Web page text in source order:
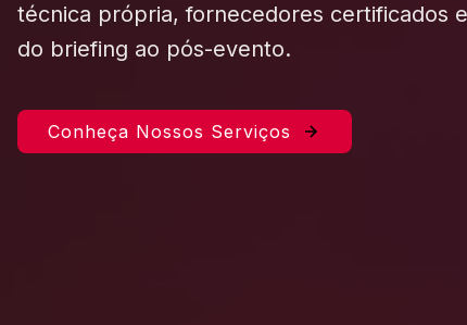
técnica própria, fornecedores certificados
do briefing ao pós-evento.
Conheça Nossos Serviços